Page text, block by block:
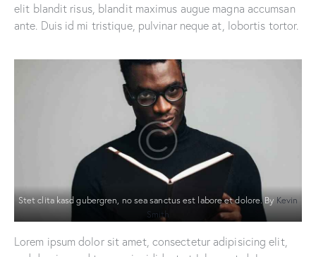
elit blandit risus, blandit maximus augue magna accumsan
ante. Duis id mi tristique, pulvinar neque at, lobortis tortor.
Stet clita kasd gubergren, no sea sanctus est labore et dolore. By Kevin
Smith
Lorem ipsum dolor sit amet, consectetur adipisicing elit,